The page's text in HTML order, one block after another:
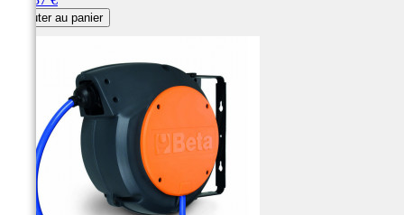
Ajouter au panier